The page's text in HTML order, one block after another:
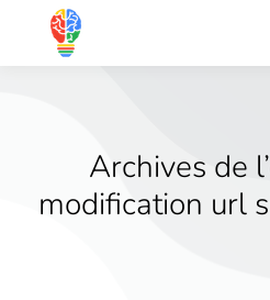
Archives de
modification url